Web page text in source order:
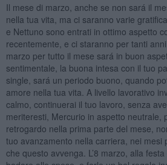
Il mese di marzo, anche se non sará il
nella tua vita, ma ci saranno varie
e Nettuno sono entrati in ottimo aspetto
recentemente, e ci staranno per tanti
marzo per tutto il mese sará in buon
sentimentale, la buona intesa con il tuo
single, sará un periodo buono, quando
amore nella tua vita. A livello lavorativo
calmo, continuerai il tuo lavoro, senza
meriteresti, Mercurio in aspetto neutrale,
retrogardo nella prima parte del mese,
tuo avanzamento nella carriera, nei mesi
che questo avvenga. L’8 marzo, alla